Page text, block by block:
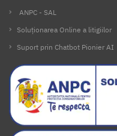
ANPC - SAL
Soluționarea Online a litigiilor
Suport prin Chatbot Pionier AI